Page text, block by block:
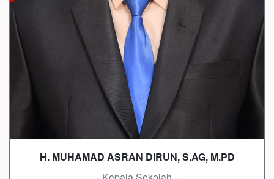
H. MUHAMAD ASRAN DIRUN, S.AG, M.PD